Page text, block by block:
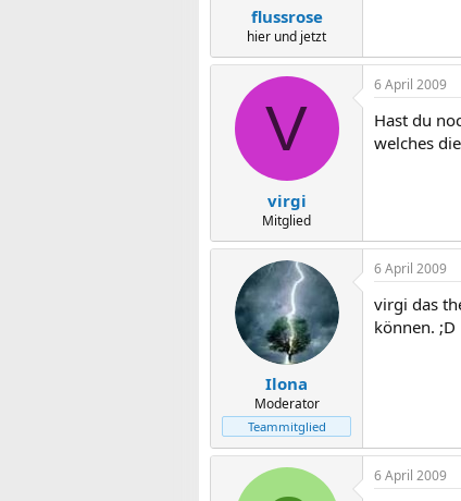
flussrose
hier und jetzt
V
virgi
Mitglied
6 April 2009
Hast du
welches
Ilona
Moderator
Teammitglied
6 April 2009
virgi das
können. ;D
6 April 2009